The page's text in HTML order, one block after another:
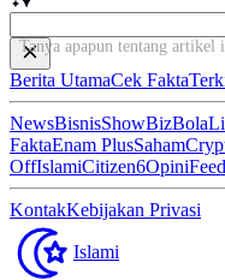
Baca
Berita UtamaCek Fakta
NewsBisnisShowBizBola
FaktaEnam PlusSaham
OffIslamiCitizen6Opini
KontakKebijakan Privasi
Islami